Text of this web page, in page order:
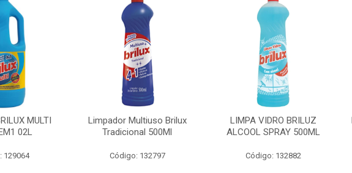
MULTI
02L
129064
Limpador Multiuso Brilux
Tradicional 500Ml
Código: 132797
LIMPA VIDRO BRILUZ
ALCOOL SPRAY 500ML
Código: 132882